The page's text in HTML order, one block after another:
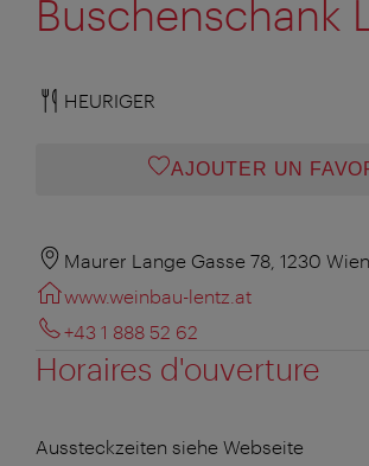
Buschenschank
HEURIGER
AJOUTER UN
Maurer Lange Gasse 78, 1230 Wien
www.weinbau-lentz.at
+43 1 888 52 62
Horaires d'ouverture
Aussteckzeiten siehe Webseite